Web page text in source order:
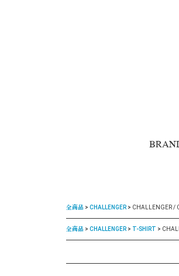
全商品 CHALLENGER CHALLENGER /
全商品 CHALLENGER T-SHIRT